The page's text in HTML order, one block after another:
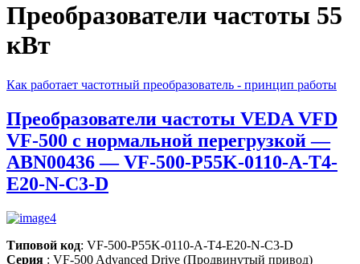
Преобразователи частоты 55
кВт
Как работает частотный преобразователь - принцип работы
Преобразователи частоты VEDA VFD
VF-500 с нормальной перегрузкой —
ABN00436 — VF-500-P55K-0110-A-T4-
E20-N-C3-D
Типовой код: VF-500-P55K-0110-A-T4-E20-N-C3-D
Серия : VF-500 Advanced Drive (Продвинутый привод)